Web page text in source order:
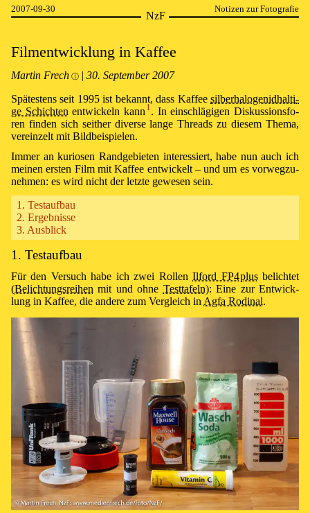
2007-09-30 Notizen zur Fotografie
NzF
Film­ent­wick­lung in Kaf­fee
Martin Frech ⓘ | 30⁠.⁠ September 2007
Spä­tes­tens seit 1995 ist be­kannt, dass Kaf­fee sil­ber­ha­lo­ge­nid­hal­ti­
ge Schich­ten ent­wick­eln kann⁠ 1. In ein­schlä­gi­gen Dis­kus­si­ons­fo­
ren fin­den sich seit­her di­ver­se lan­ge Threads zu die­sem The­ma,
ver­ein­zelt mit Bild­bei­spie­len.
Immer an ku­ri­os­en Rand­ge­bie­ten in­te­r­es­siert, ha­be nun auch ich
mei­nen ers­ten Film mit Kaf­fee ent­wick­elt – und um es vor­weg­zu­
neh­men: es wird nicht der letz­te ge­we­sen sein.
1. Testaufbau
2. Ergebnisse
3. Ausblick
1. Testaufbau
Für den Ver­such ha­be ich zwei Rol­lenIlford FP4 plusbe­lich­tet
(Be­lich­tungs­reihen mit und ohne Test­ta­feln): Ei­ne zur Ent­wick­
lung in Kaf­fee, die an­de­re zum Ver­gleich in Agfa Ro­di­nal.